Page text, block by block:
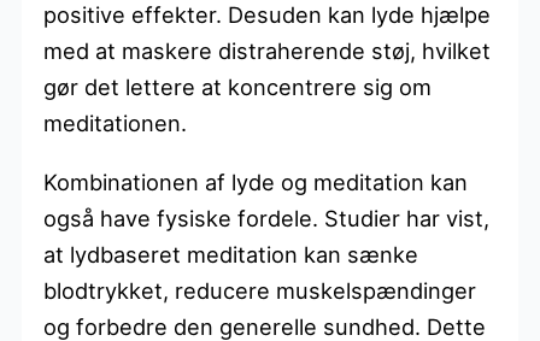
positive effekter. Desuden kan lyde hjælpe
med at maskere distraherende støj, hvilket
gør det lettere at koncentrere sig om
meditationen.
Kombinationen af lyde og meditation kan
også have fysiske fordele. Studier har vist,
at lydbaseret meditation kan sænke
blodtrykket, reducere muskelspændinger
og forbedre den generelle sundhed. Dette